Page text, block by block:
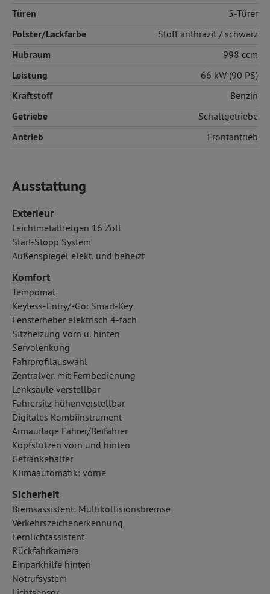
Türen 5-Türer
Polster/Lackfarbe Stoffanthrazit / schwarz
Hubraum 998 ccm
Leistung 66 kW (90 PS)
Kraftstoff Benzin
Getriebe Schaltgetriebe
Antrieb Frontantrieb
Ausstattung
Exterieur
Leichtmetallfelgen 16 Zoll
Start-Stopp System
Außenspiegel elekt. und beheizt
Komfort
Tempomat
Keyless-Entry/-Go: Smart-Key
Fensterheber elektrisch 4-fach
Sitzheizung vorn u. hinten
Servolenkung
Fahrprofilauswahl
Zentralver. mit Fernbedienung
Lenksäule verstellbar
Fahrersitz höhenverstellbar
Digitales Kombiinstrument
Armauflage Fahrer/Beifahrer
Kopfstützen vorn und hinten
Getränkehalter
Klimaautomatik: vorne
Sicherheit
Bremsassistent: Multikollisionsbremse
Verkehrszeichenerkennung
Fernlichtassistent
Rückfahrkamera
Einparkhilfe hinten
Notrufsystem